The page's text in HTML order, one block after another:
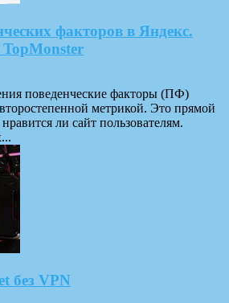
факторов в Яндекс.
TopMonster
поведенческие факторы (ПФ)
метрикой. Это прямой
ли сайт пользователям.
без VPN